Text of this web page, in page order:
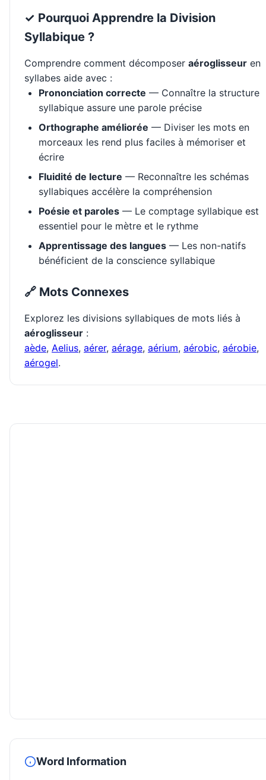
✓ Pourquoi Apprendre la Division
Syllabique ?
Comprendre comment décomposer aéroglisseur en
syllabes aide avec :
Prononciation correcte — Connaître la structure
syllabique assure une parole précise
Orthographe améliorée — Diviser les mots en
morceaux les rend plus faciles à mémoriser et
écrire
Fluidité de lecture — Reconnaître les schémas
syllabiques accélère la compréhension
Poésie et paroles — Le comptage syllabique est
essentiel pour le mètre et le rythme
Apprentissage des langues — Les non-natifs
bénéficient de la conscience syllabique
🔗 Mots Connexes
Explorez les divisions syllabiques de mots liés à
aéroglisseur :
aède, Aelius, aérer, aérage, aérium, aérobic, aérobie,
aérogel.
Word Information